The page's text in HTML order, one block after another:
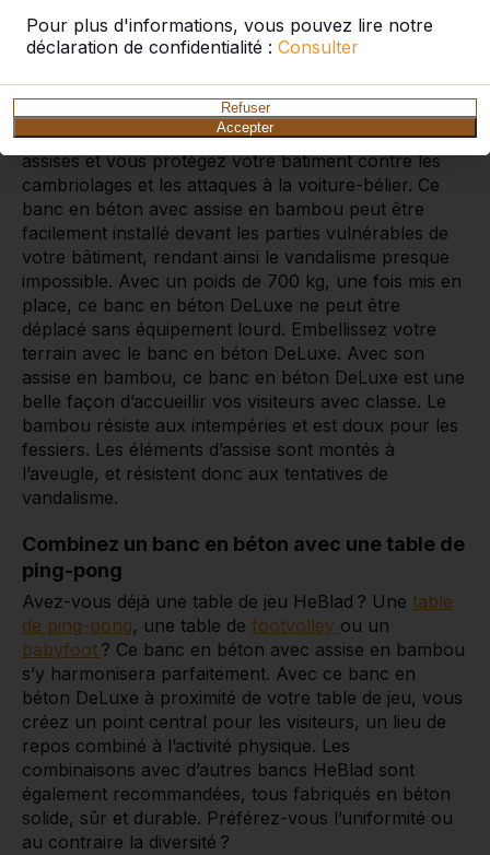
Pour plus d'informations, vous pouvez lire notre
déclaration de confidentialité : Consulter
Refuser
Accepter
votre terrain.
Banc en béton multifonctionnel
Utilisez le banc en béton DeLuxe pour sécuriser
votre bâtiment. Vous créez facilement des places
assises et vous protégez votre bâtiment contre les
cambriolages et les attaques à la voiture-bélier. Ce
banc en béton avec assise en bambou peut être
facilement installé devant les parties vulnérables de
votre bâtiment, rendant ainsi le vandalisme presque
impossible. Avec un poids de 700 kg, une fois mis en
place, ce banc en béton DeLuxe ne peut être
déplacé sans équipement lourd. Embellissez votre
terrain avec le banc en béton DeLuxe. Avec son
assise en bambou, ce banc en béton DeLuxe est une
belle façon d’accueillir vos visiteurs avec classe. Le
bambou résiste aux intempéries et est doux pour les
fessiers. Les éléments d’assise sont montés à
l’aveugle, et résistent donc aux tentatives de
vandalisme.
Combinez un banc en béton avec une table de
ping-pong
Avez-vous déjà une table de jeu HeBlad ? Une table
de ping-pong, une table de footvolley ou un
babyfoot ? Ce banc en béton avec assise en bambou
s’y harmonisera parfaitement. Avec ce banc en
béton DeLuxe à proximité de votre table de jeu, vous
créez un point central pour les visiteurs, un lieu de
repos combiné à l’activité physique. Les
combinaisons avec d’autres bancs HeBlad sont
également recommandées, tous fabriqués en béton
solide, sûr et durable. Préférez-vous l’uniformité ou
au contraire la diversité ?